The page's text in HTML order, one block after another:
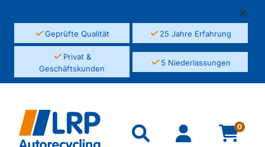
✓Geprüfte Qualität ✓25 Jahre Erfahrung
✓Privat &
Geschäftskunden
✓5 Niederlassungen
0